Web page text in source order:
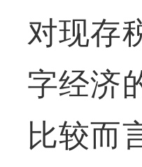
对现存
字经济
比较而